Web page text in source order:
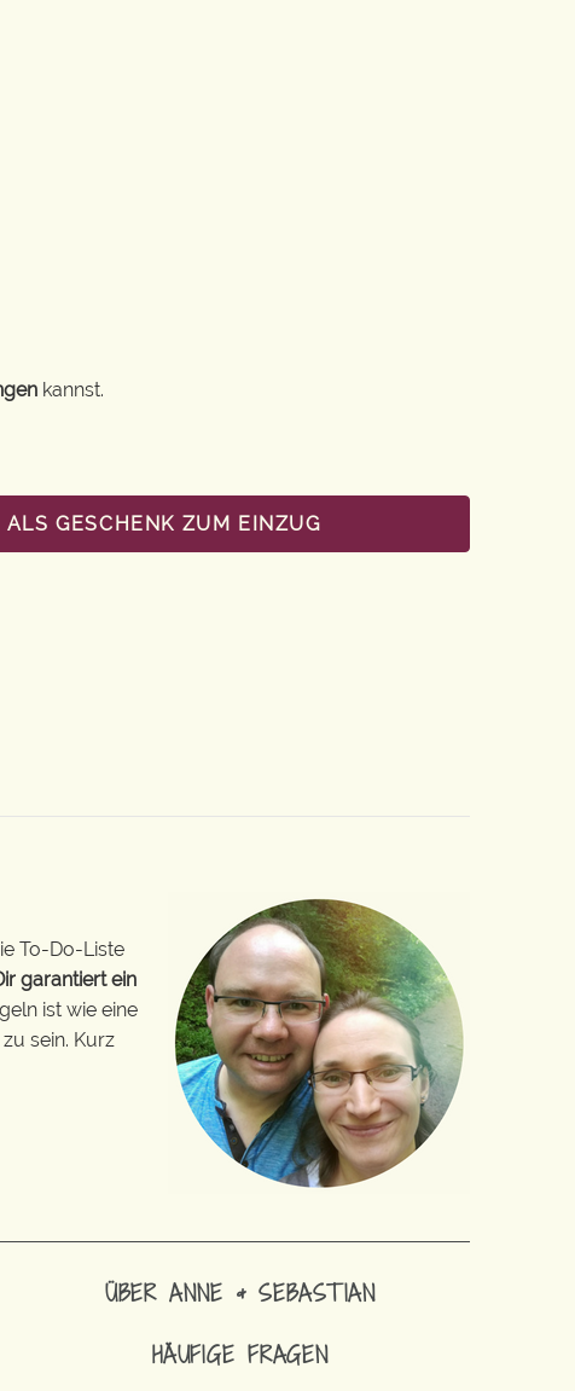
kannst.
GESCHENK ZUM EINZUG
To-Do-Liste
garantiert ein
ist wie eine
sein. Kurz
ÜBER ANNE & SEBASTIAN
HÄUFIGE FRAGEN